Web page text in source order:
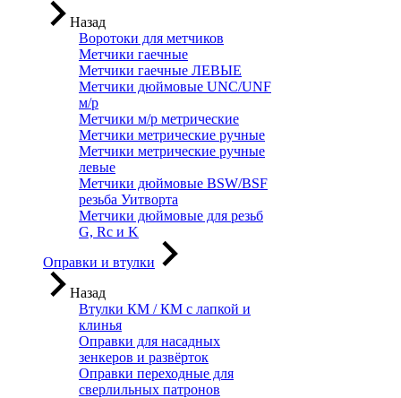
Назад
Воротоки для метчиков
Метчики гаечные
Метчики гаечные ЛЕВЫЕ
Метчики дюймовые UNC/UNF
м/р
Метчики м/р метрические
Метчики метрические ручные
Метчики метрические ручные
левые
Метчики дюймовые BSW/BSF
резьба Уитворта
Метчики дюймовые для резьб
G, Rc и K
Оправки и втулки
Назад
Втулки КМ / КМ с лапкой и
клинья
Оправки для насадных
зенкеров и развёрток
Оправки переходные для
сверлильных патронов